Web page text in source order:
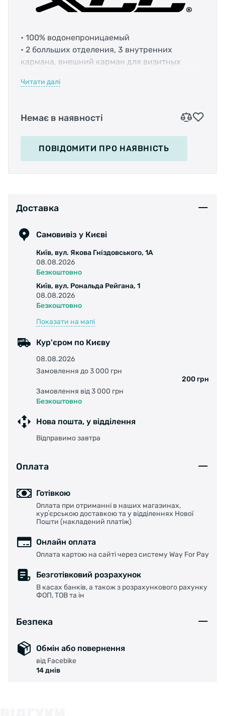
• 100% водонепроницаемый
• 2 болльших отделения, 3 внутренних
кармана, внешний карман для визитных
• выдвижная рукоятка 380 мм
• объем: 120 л
• вес: 4,2 кг
Читати далі
Немає в наявності
ПОВІДОМИТИ ПРО НАЯВНІСТЬ
Доставка
Самовивіз у Києві
Київ, вул. Якова Гніздовського, 1А
08.08.2026
Безкоштовно
Київ, вул. Рональда Рейгана, 1
08.08.2026
Безкоштовно
Показати на мапі
Кур'єром по Києву
08.08.2026
Замовлення до 3 000 грн
200 грн
Замовлення від 3 000 грн
Безкоштовно
Нова пошта, у відділення
Відправимо завтра
Оплата
Готівкою
Оплата при отриманні в наших магазинах,
курʼєрською доставкою та у відділеннях Нової
Пошти (накладений платіж)
Онлайн оплата
Оплата картою на сайті через систему Way For Pay
Безготівковий розрахунок
В касах банків, а також з розрахункового рахунку
ФОП, ТОВ та ін
Безпека
Обмін або повернення
від Facebike
14 днів